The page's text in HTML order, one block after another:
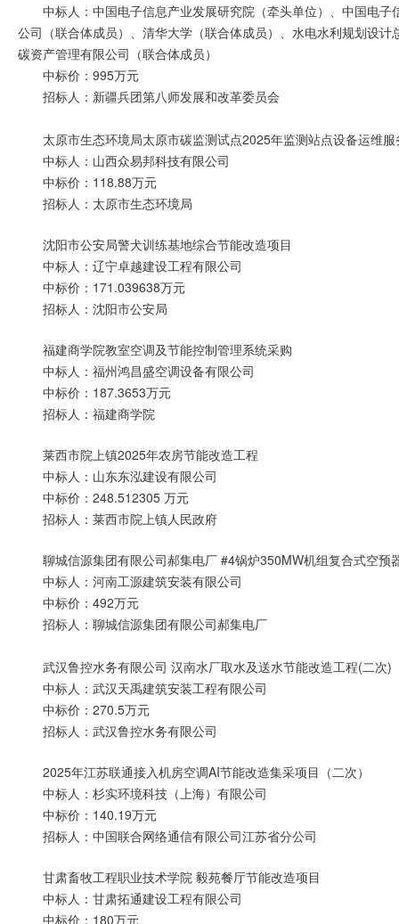
中标人：中国电子信息产业发展研究院（牵头单位）、中国电
公司（联合体成员）、清华大学（联合体成员）、水电水利规划设
碳资产管理有限公司（联合体成员）
中标价：995万元
招标人：新疆兵团第八师发展和改革委员会
太原市生态环境局太原市碳监测试点2025年监测站点设备运维
中标人：山西众易邦科技有限公司
中标价：118.88万元
招标人：太原市生态环境局
沈阳市公安局警犬训练基地综合节能改造项目
中标人：辽宁卓越建设工程有限公司
中标价：171.039638万元
招标人：沈阳市公安局
福建商学院教室空调及节能控制管理系统采购
中标人：福州鸿昌盛空调设备有限公司
中标价：187.3653万元
招标人：福建商学院
莱西市院上镇2025年农房节能改造工程
中标人：山东东泓建设有限公司
中标价：248.512305 万元
招标人：莱西市院上镇人民政府
聊城信源集团有限公司郝集电厂 #4锅炉350MW机组复合式空预
中标人：河南工源建筑安装有限公司
中标价：492万元
招标人：聊城信源集团有限公司郝集电厂
武汉鲁控水务有限公司 汉南水厂取水及送水节能改造工程(二次)
中标人：武汉天禹建筑安装工程有限公司
中标价：270.5万元
招标人：武汉鲁控水务有限公司
2025年江苏联通接入机房空调AI节能改造集采项目（二次）
中标人：杉实环境科技（上海）有限公司
中标价：140.19万元
招标人：中国联合网络通信有限公司江苏省分公司
甘肃畜牧工程职业技术学院 毅苑餐厅节能改造项目
中标人：甘肃拓通建设工程有限公司
中标价：180万元